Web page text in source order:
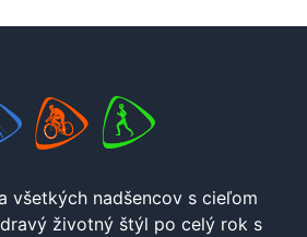
všetkých nadšencov s cieľom
životný štýl po celý rok s